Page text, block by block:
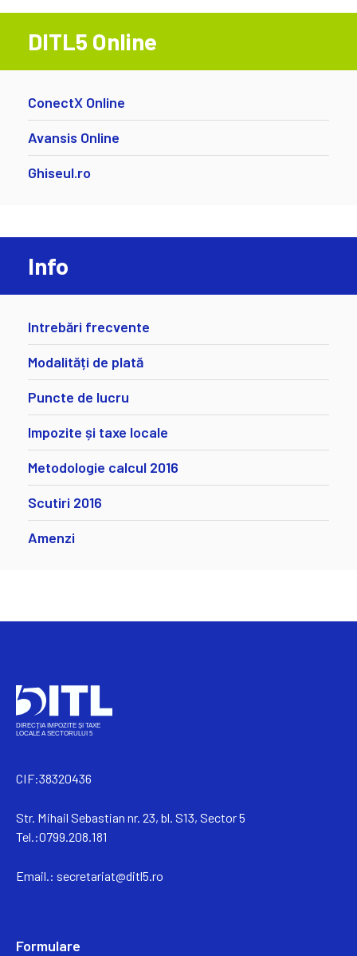
DITL5 Online
ConectX Online
Avansis Online
Ghiseul.ro
Info
Intrebări frecvente
Modalități de plată
Puncte de lucru
Impozite și taxe locale
Metodologie calcul 2016
Scutiri 2016
Amenzi
CIF:38320436
Str. Mihail Sebastian nr. 23, bl. S13, Sector 5
Tel.:0799.208.181
Email.: secretariat@ditl5.ro
Formulare